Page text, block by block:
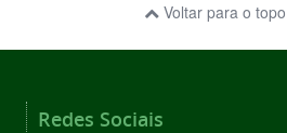
Voltar para o topo
Redes Sociais